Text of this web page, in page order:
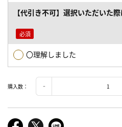
【代引き不可】選択いただいた
〇理解しました
購入数：